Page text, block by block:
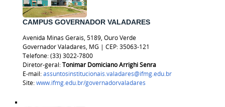
CAMPUS GOVERNADOR VALADARES
Avenida Minas Gerais, 5189, Ouro Verde
Governador Valadares, MG | CEP: 35063-121
Telefone: (33) 3022-7800
Diretor-geral:Tonimar Domiciano Arrighi Senra
E-mail:assuntosinstitucionais.valadares@ifmg.edu.br
Site:www.ifmg.edu.br/governadorvaladares